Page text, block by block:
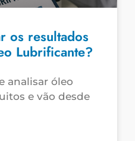
os resultados
Lubrificante?
analisar óleo
e vão desde